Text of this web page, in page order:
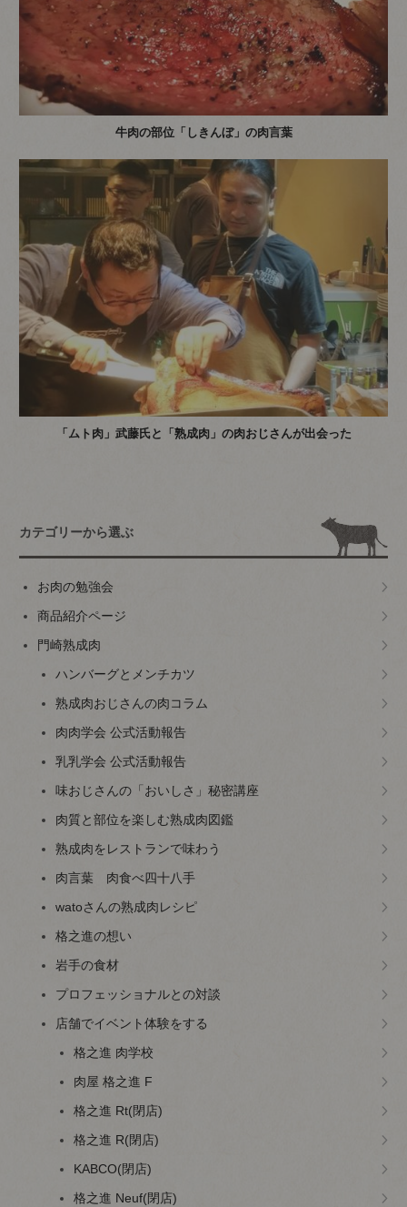
牛肉の部位「しきんぼ」の肉言葉
「ムト肉」武藤氏と「熟成肉」の肉おじさんが出会った
カテゴリーから選ぶ
お肉の勉強会
商品紹介ページ
門崎熟成肉
ハンバーグとメンチカツ
熟成肉おじさんの肉コラム
肉肉学会 公式活動報告
乳乳学会 公式活動報告
味おじさんの「おいしさ」秘密講座
肉質と部位を楽しむ熟成肉図鑑
熟成肉をレストランで味わう
肉言葉 肉食べ四十八手
watoさんの熟成肉レシピ
格之進の想い
岩手の食材
プロフェッショナルとの対談
店舗でイベント体験をする
格之進 肉学校
肉屋 格之進 F
格之進 Rt(閉店)
格之進 R(閉店)
KABCO(閉店)
格之進 Neuf(閉店)